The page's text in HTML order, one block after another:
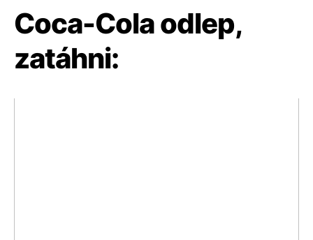
Coca-Cola odlep,
zatáhni: